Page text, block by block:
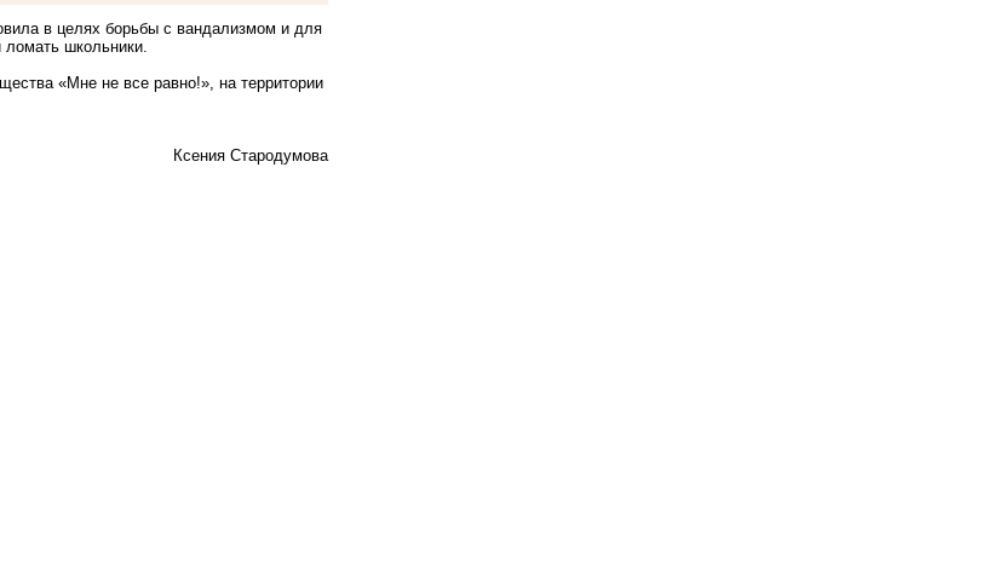
в целях борьбы с вандализмом и для
ломать школьники.
«Мне не все равно!», на территории
Ксения Стародумова